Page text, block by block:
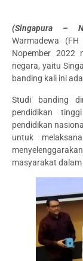
(Singapura –
Warmadewa (FH
Nopember 2022
negara, yaitu
banding kali ini
Studi banding
pendidikan
pendidikan
untuk
masyarakat